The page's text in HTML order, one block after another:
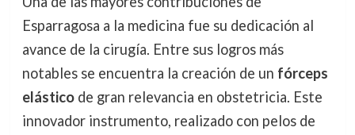
Esparragosa a la medicina fue su dedicación al
avance de la cirugía. Entre sus logros más
notables se encuentra la creación de un fórceps
elásticode gran relevancia en obstetricia. Este
innovador instrumento, realizado con pelos de